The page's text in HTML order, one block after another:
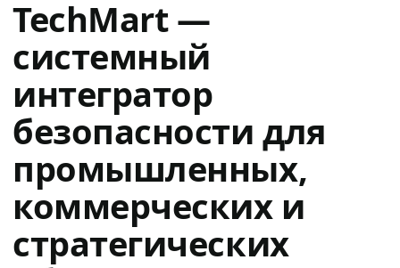
TechMart —
системный
интегратор
безопасности для
промышленных,
коммерческих и
стратегических